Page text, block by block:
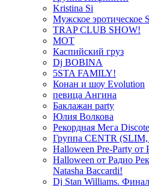
Kristina Si
Мужское эротическое
TRAP CLUB SHOW!
МОТ
Каспийский груз
Dj BOBINA
5STA FAMILY!
Конан и шоу Evolution
певица Ангина
Баклажан party
Юлия Волкова
Рекордная Мега
Группа CENTR
Halloween Pre-Party от
Halloween от Радио
Natasha Baccardi!
Dj Stan Williams.